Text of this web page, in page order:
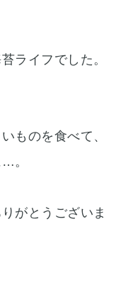
ライフでした。
ものを食べて、
。
がとうございま